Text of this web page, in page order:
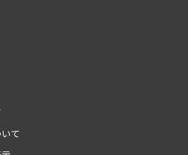
て